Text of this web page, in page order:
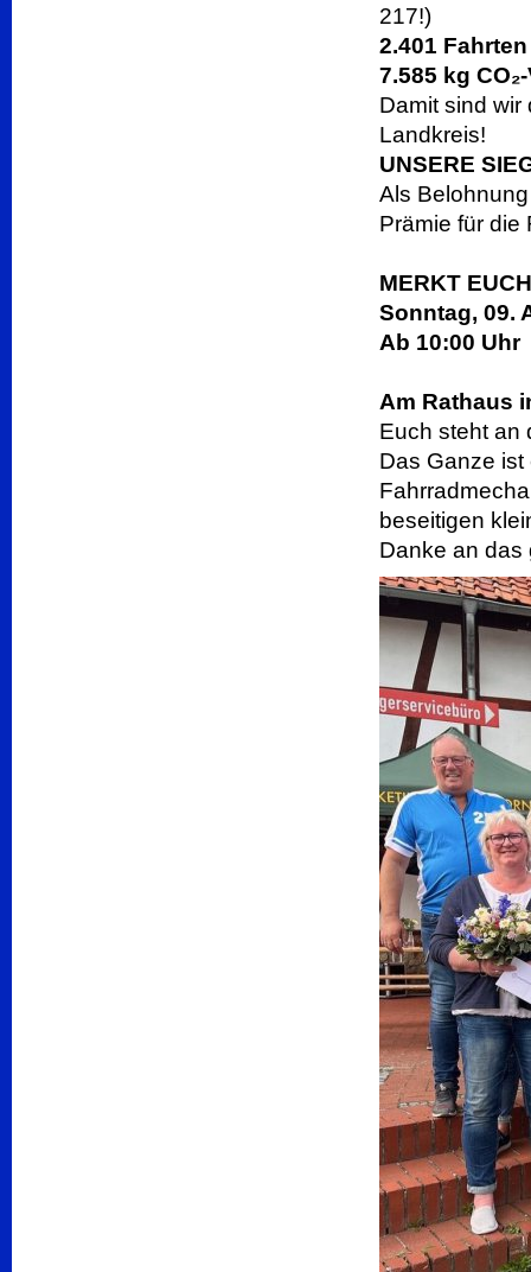
217!)
2.401
7.585 kg
Damit sind
Landkreis!
UNSERE
Als
Prämie für die
MERKT
Sonntag, 09.
Ab 10:00 Uhr
Am Rathaus
Euch steht an
Das Ganze
beseitigen
Danke an das